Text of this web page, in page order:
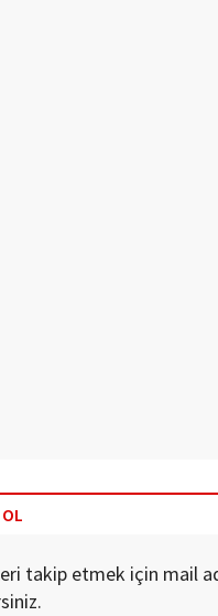
takip etmek için mail